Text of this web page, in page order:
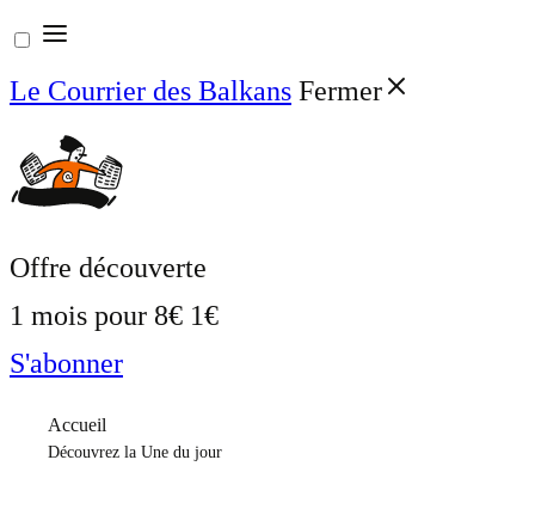
Aller
au
contenu
Le Courrier des Balkans Fermer
Offre découverte
1 mois pour 8€ 1€
S'abonner
Accueil
Découvrez la Une du jour